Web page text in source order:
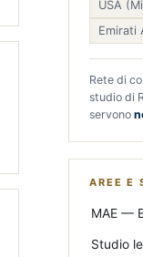
USA
Emirati
Rete di
studio di
servono
AREE E
MAE —
Studio